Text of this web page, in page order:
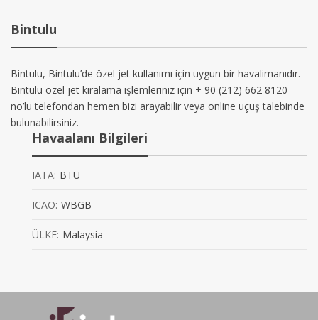
Bintulu
Bintulu, Bintulu’de özel jet kullanımı için uygun bir havalimanıdır.
Bintulu özel jet kiralama işlemleriniz için + 90 (212) 662 8120
no’lu telefondan hemen bizi arayabilir veya online uçuş talebinde
bulunabilirsiniz.
Havaalanı Bilgileri
IATA: BTU
ICAO: WBGB
ÜLKE: Malaysia